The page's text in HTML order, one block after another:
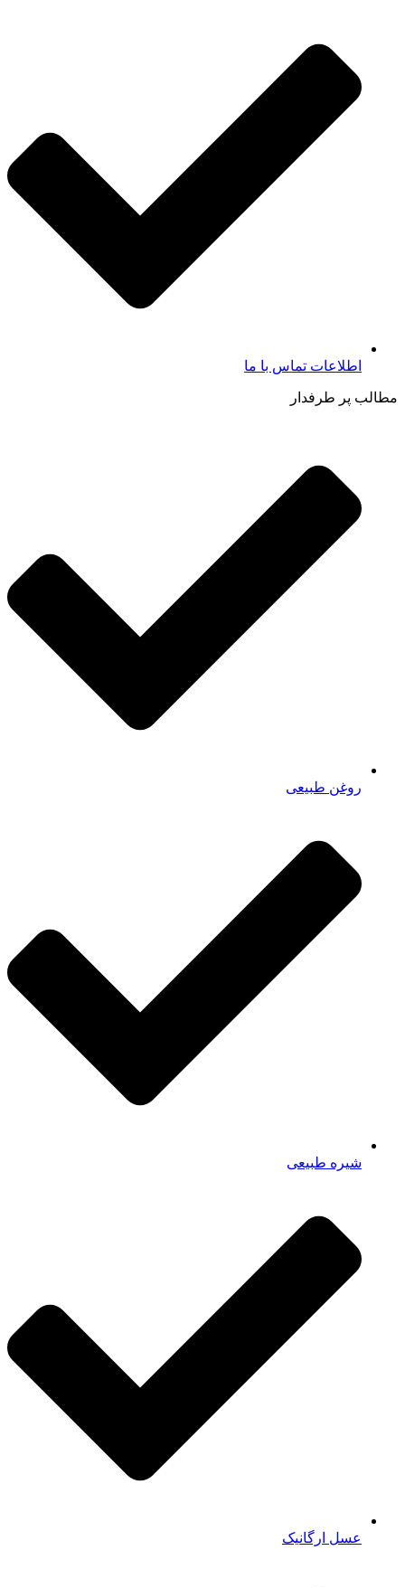
اطلاعات تماس با ما​
مطالب پر طرفدار
روغن طبیعی
شیره طبیعی
عسل ارگانیک